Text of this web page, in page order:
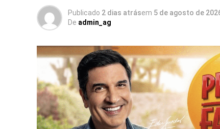
Publicado 2 dias atrásem 5 de agosto de
De admin_ag